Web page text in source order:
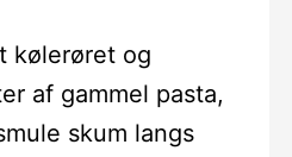
kølerøret og
af gammel pasta,
skum langs